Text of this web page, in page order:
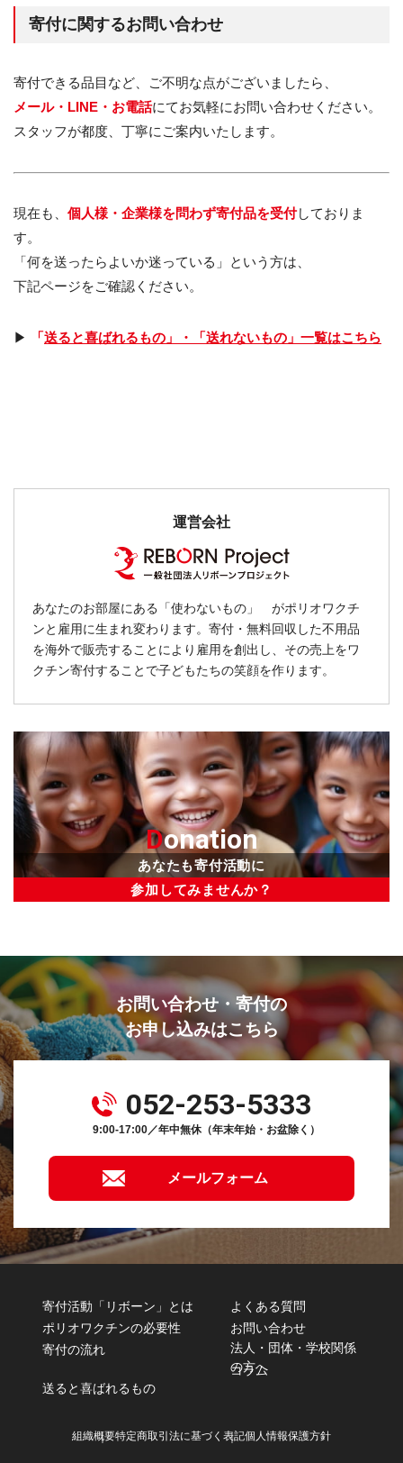
寄付に関するお問い合わせ
寄付できる品目など、ご不明な点がございましたら、
メール・LINE・お電話にてお気軽にお問い合わせください。
スタッフが都度、丁寧にご案内いたします。
現在も、 個人様・企業様を問わず寄付品を受付しておりま
す。
「何を送ったらよいか迷っている」という方は、
下記ページをご確認ください。
▶︎ 「送ると喜ばれるもの」・「送れないもの」一覧はこちら
運営会社
あなたのお部屋にある「使わないもの」 がポリオワクチ
ンと雇用に生まれ変わります。寄付・無料回収した不用品
を海外で販売することにより雇用を創出し、その売上をワ
クチン寄付することで子どもたちの笑顔を作ります。
Donation
あなたも寄付活動に
参加してみませんか？
お問い合わせ・寄付の
お申し込みはこちら
052-253-5333
9:00-17:00／年中無休（年末年始・お盆除く）
メールフォーム
寄付活動「リボーン」とは
よくある質問
ポリオワクチンの必要性
お問い合わせ
寄付の流れ
法人・団体・学校関係
の方へ
送ると喜ばれるもの
コラム
組織概要特定商取引法に基づく表記個人情報保護方針